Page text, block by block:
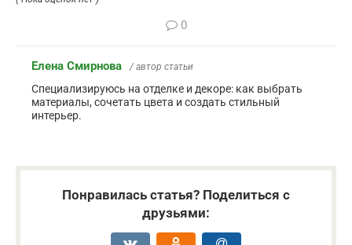
0
Елена Смирнова / автор статьи
Специализируюсь на отделке и декоре: как выбрать
материалы, сочетать цвета и создать стильный
интерьер.
Понравилась статья? Поделиться с
друзьями: